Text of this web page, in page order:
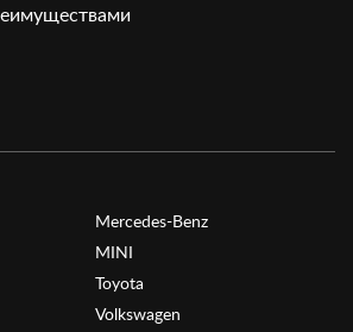
Mercedes-Benz
MINI
Toyota
Volkswagen